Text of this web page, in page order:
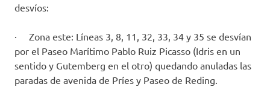
desvíos:
· Zona este: Líneas 3, 8, 11, 32, 33, 34 y 35 se desvían
por el Paseo Marítimo Pablo Ruiz Picasso (Idris en un
sentido y Gutemberg en el otro) quedando anuladas las
paradas de avenida de Príes y Paseo de Reding.